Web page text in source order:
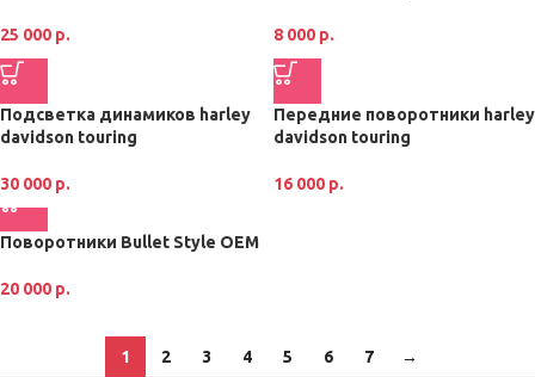
25 000 р. 8 000 р.
Подсветка динамиков harley
davidson touring
30 000 р.
Передние поворотники harley
davidson touring
16 000 р.
Поворотники Bullet Style OEM
20 000 р.
1 2 3 4 5 6 7
→